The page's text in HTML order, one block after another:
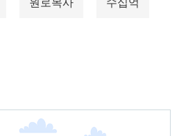
원로목사 수십억